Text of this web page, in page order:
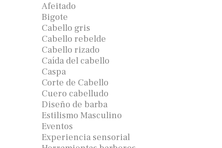
Afeitado
Bigote
Cabello gris
Cabello rebelde
Cabello rizado
Caída del cabello
Caspa
Corte de Cabello
Cuero cabelludo
Diseño de barba
Estilismo Masculino
Eventos
Experiencia sensorial